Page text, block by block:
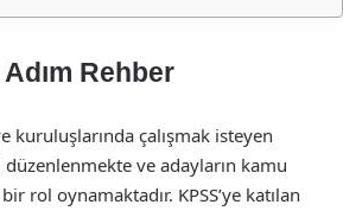
Rehber
kuruluşlarında çalışmak isteyen
ve adayların kamu
rol oynamaktadır. KPSS’ye katılan